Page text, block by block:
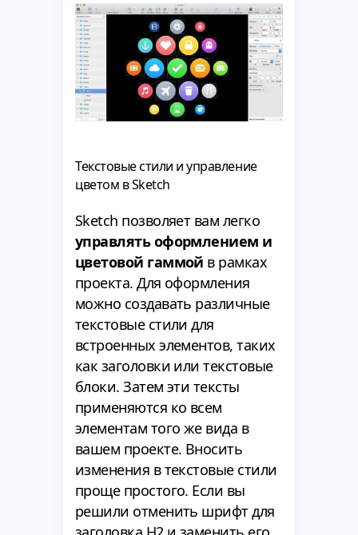
Текстовые стили и управление
цветом в Sketch
Sketch позволяет вам легко
управлять оформлением и
цветовой гаммой в рамках
проекта. Для оформления
можно создавать различные
текстовые стили для
встроенных элементов, таких
как заголовки или текстовые
блоки. Затем эти тексты
применяются ко всем
элементам того же вида в
вашем проекте. Вносить
изменения в текстовые стили
проще простого. Если вы
решили отменить шрифт для